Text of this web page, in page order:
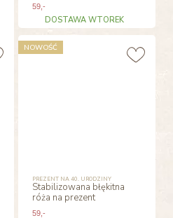
59 ,-
DOSTAWA WTOREK
PREZENT NA 40. URODZINY
Stabilizowana błękitna
róża na prezent
59 ,-
NOWOŚĆ